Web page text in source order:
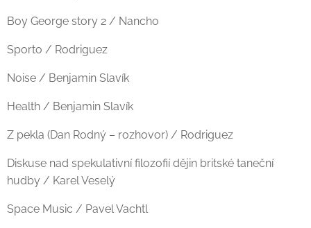
Boy George story 2 / Nancho
Sporto / Rodriguez
Noise / Benjamin Slavík
Health / Benjamin Slavík
Z pekla (Dan Rodný – rozhovor) / Rodriguez
Diskuse nad spekulativní filozofií dějin britské taneční
hudby / Karel Veselý
Space Music / Pavel Vachtl